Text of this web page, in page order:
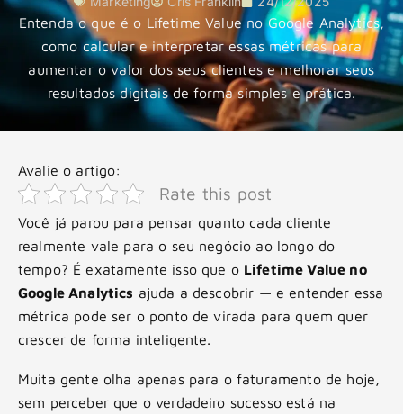
Entenda o que é o Lifetime Value no Google Analytics,
como calcular e interpretar essas métricas para
aumentar o valor dos seus clientes e melhorar seus
resultados digitais de forma simples e prática.
Avalie o artigo:
Rate this post
Você já parou para pensar quanto cada cliente
realmente vale para o seu negócio ao longo do
tempo? É exatamente isso que o Lifetime Value no
Google Analytics ajuda a descobrir — e entender essa
métrica pode ser o ponto de virada para quem quer
crescer de forma inteligente.
Muita gente olha apenas para o faturamento de hoje,
sem perceber que o verdadeiro sucesso está na